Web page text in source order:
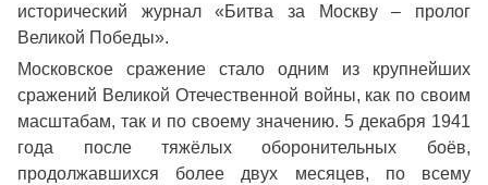
исторический журнал «Битва за Москву – пролог
Великой Победы».
Московское сражение стало одним из крупнейших
сражений Великой Отечественной войны, как по своим
масштабам, так и по своему значению. 5 декабря 1941
года после тяжёлых оборонительных боёв,
продолжавшихся более двух месяцев, по всему